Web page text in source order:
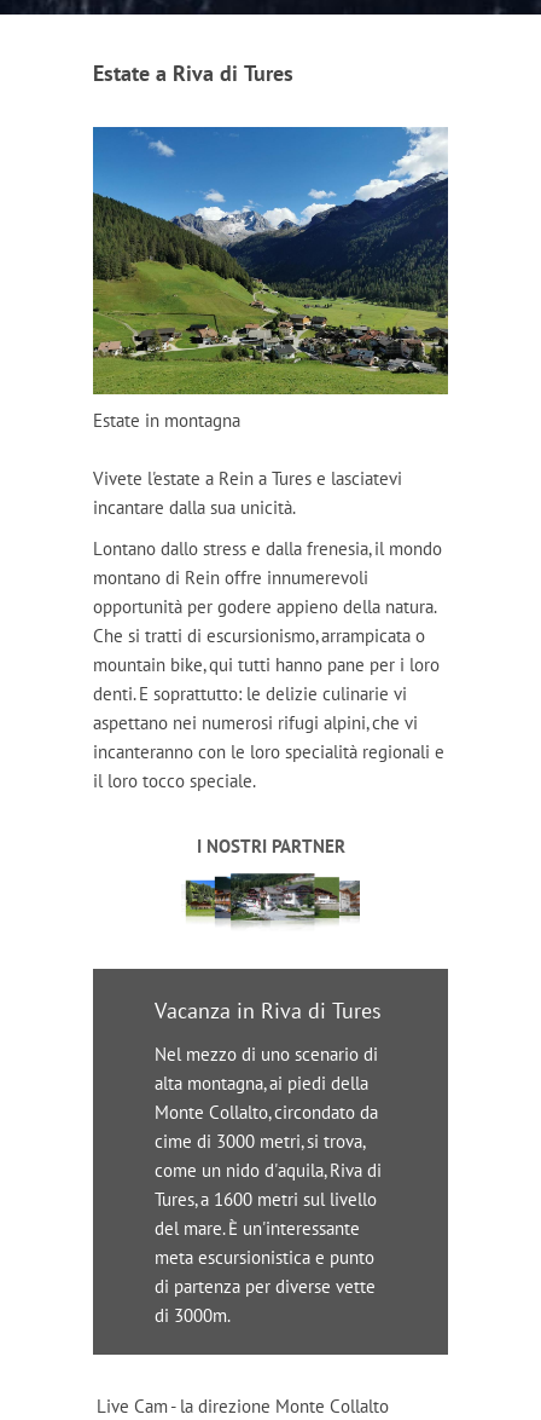
Estate a Riva di Tures
Estate in montagna
Vivete l'estate a Rein a Tures e lasciatevi
incantare dalla sua unicità.
Lontano dallo stress e dalla frenesia, il mondo
montano di Rein offre innumerevoli
opportunità per godere appieno della natura.
Che si tratti di escursionismo, arrampicata o
mountain bike, qui tutti hanno pane per i loro
denti. E soprattutto: le delizie culinarie vi
aspettano nei numerosi rifugi alpini, che vi
incanteranno con le loro specialità regionali e
il loro tocco speciale.
I NOSTRI PARTNER
Vacanza in Riva di Tures
Nel mezzo di uno scenario di
alta montagna, ai piedi della
Monte Collalto, circondato da
cime di 3000 metri, si trova,
come un nido d'aquila, Riva di
Tures, a 1600 metri sul livello
del mare. È un'interessante
meta escursionistica e punto
di partenza per diverse vette
di 3000m.
Live Cam - la direzione Monte Collalto